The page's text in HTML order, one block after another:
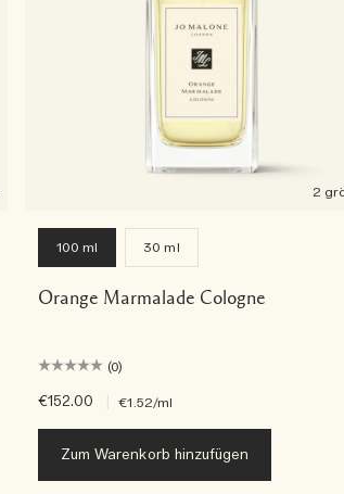
2
100 ml 30 ml
Orange Marmalade Cologne
(0)
€152.00 €1.52/ml
Zum Warenkorb hinzufügen